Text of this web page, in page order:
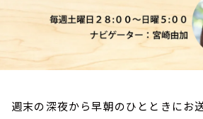
週末の深夜から早朝のひとときにお